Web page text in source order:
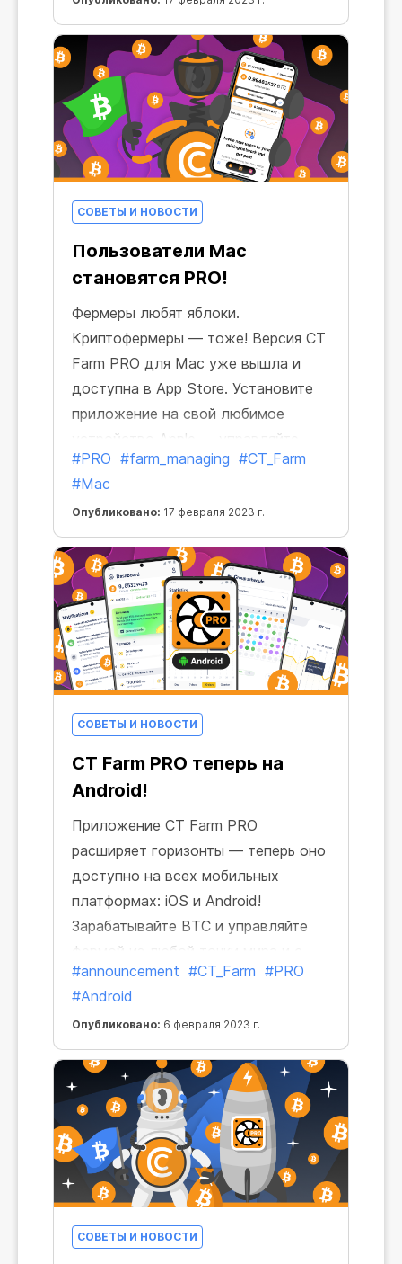
сравняется со второй космической,
а может и превысит ее.
СОВЕТЫ И НОВОСТИ
Пользователи Mac
становятся PRO!
Фермеры любят яблоки.
Криптофермеры — тоже! Версия CT
Farm PRO для Mac уже вышла и
доступна в App Store. Установите
приложение на свой любимое
устройство Apple — управляйте
Воркерами, делайте покупки и
выводите заработанные средства
без ограничений.
#PRO #farm_managing #CT_Farm
#Mac
Опубликовано: 17 февраля 2023 г.
СОВЕТЫ И НОВОСТИ
CT Farm PRO теперь на
Android!
Приложение CT Farm PRO
расширяет горизонты — теперь оно
доступно на всех мобильных
платформах: iOS и Android!
Зарабатывайте BTC и управляйте
фермой из любой точки мира и с
любых устройств.
#announcement #CT_Farm #PRO
#Android
Опубликовано: 6 февраля 2023 г.
СОВЕТЫ И НОВОСТИ